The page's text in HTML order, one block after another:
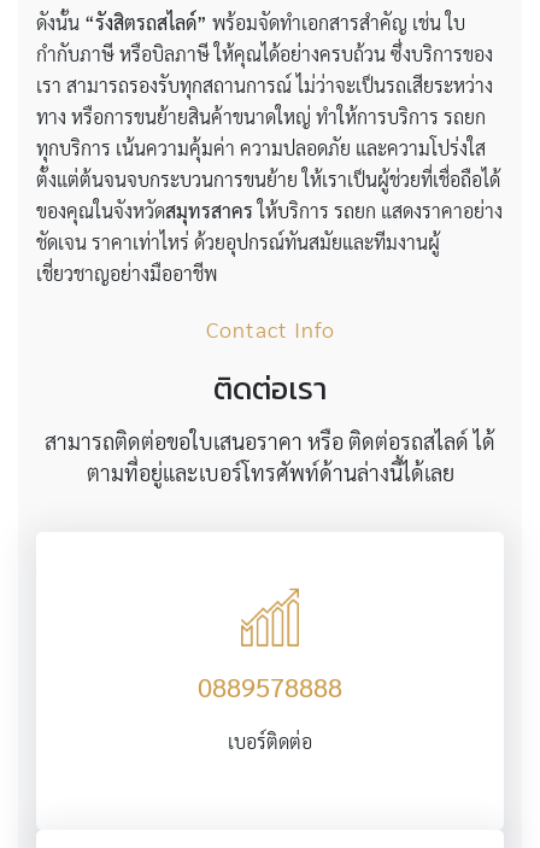
ดังนั้น “รังสิตรถสไลด์” พร้อมจัดทำเอกสารสำคัญ เช่น ใบ
กำกับภาษี หรือบิลภาษี ให้คุณได้อย่างครบถ้วน ซึ่งบริการของ
เรา สามารถรองรับทุกสถานการณ์ ไม่ว่าจะเป็นรถเสียระหว่าง
ทาง หรือการขนย้ายสินค้าขนาดใหญ่ ทำให้การบริการ รถยก
ทุกบริการ เน้นความคุ้มค่า ความปลอดภัย และความโปร่งใส
ตั้งแต่ต้นจนจบกระบวนการขนย้าย ให้เราเป็นผู้ช่วยที่เชื่อถือได้
ของคุณในจังหวัดสมุทรสาครให้บริการ รถยก แสดงราคาอย่าง
ชัดเจน ราคาเท่าไหร่ ด้วยอุปกรณ์ทันสมัยและทีมงานผู้
เชี่ยวชาญอย่างมืออาชีพ
Contact Info
ติดต่อเรา
สามารถติดต่อขอใบเสนอราคา หรือ ติดต่อรถสไลด์ ได้
ตามที่อยู่และเบอร์โทรศัพท์ด้านล่างนี้ได้เลย
0889578888
เบอร์ติดต่อ